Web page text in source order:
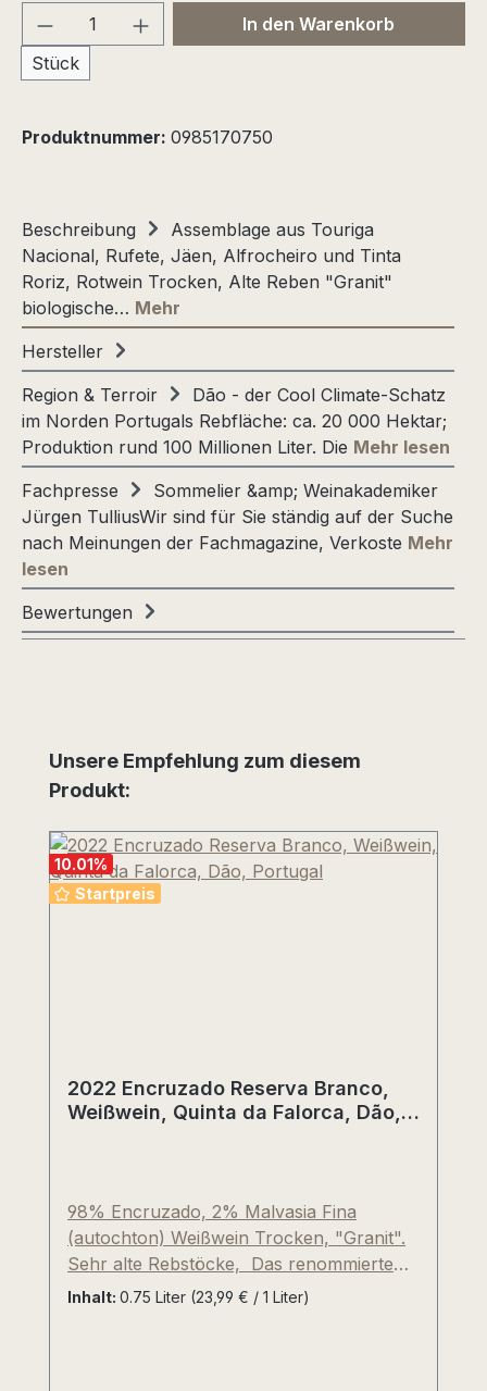
Produkt Anzahl: Gib den
Stück
In den Warenkorb
Produktnummer: 0985170750
Beschreibung
Assemblage aus Touriga
Nacional, Rufete, Jäen, Alfrocheiro und Tinta
Roriz, Rotwein Trocken, Alte Reben "Granit"
biologische… Mehr
Hersteller
Region & Terroir
Dão - der Cool Climate-Schatz
im Norden Portugals Rebfläche: ca. 20 000 Hektar;
Produktion rund 100 Millionen Liter. Die Mehr lesen
Fachpresse
Sommelier &amp; Weinakademiker
Jürgen TulliusWir sind für Sie ständig auf der Suche
nach Meinungen der Fachmagazine, Verkoste Mehr
lesen
Bewertungen
Produktgalerie überspringen
Unsere Empfehlung zum diesem
Produkt:
10.01%
Startpreis
2022 Encruzado Reserva Branco,
Weißwein, Quinta da Falorca, Dão,
98% Encruzado, 2% Malvasia Fina
(autochton) Weißwein Trocken, "Granit".
Sehr alte Rebstöcke, Das renommierte
Fachmagazin Wine Advocate (gegründet
Inhalt: 0.75 Liter (23,99 € / 1 Liter)